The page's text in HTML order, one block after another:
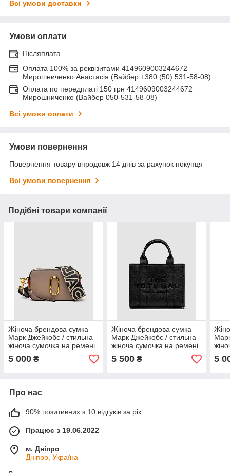
Всі умови доставки
Умови оплати
Післяплата
Оплата 100% за реквізитами 4149609003244672
Мирошниченко Анастасія (Вайбер +380 (50) 531-58-08)
Оплата по передплаті 150 грн 4149609003244672
Мирошниченко (Вайбер 050-531-58-08)
Всі умови оплати
Умови повернення
Повернення товару впродовж 14 днів за рахунок покупця
Всі умови повернення
Подібні товари компанії
Жіноча брендова сумка
Марк Джейкобс / стильна
жіноча сумочка на ремені
5 000 ₴
Жіноча брендова сумка
Марк Джейкобс / стильна
жіноча сумочка на ремені
5 500₴ 5
Про нас
90% позитивних з 10 відгуків за рік
Працює з 19.06.2022
м. Дніпро
Дніпро, Україна